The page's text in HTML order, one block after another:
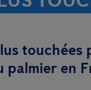
touchées
palmier en